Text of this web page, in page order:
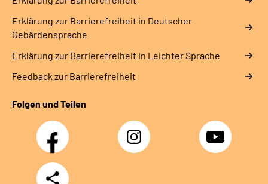
Erklärung zur Barrierefreiheit in Deutscher
Gebärdensprache
Erklärung zur Barrierefreiheit in Leichter Sprache
Feedback zur Barrierefreiheit
Folgen und Teilen
Facebook Instagram YouTube
Teilen